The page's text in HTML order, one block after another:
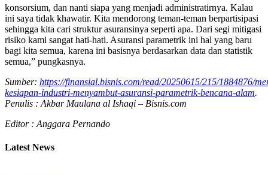
konsorsium, dan nanti siapa yang menjadi administratirnya. Kalau
ini saya tidak khawatir. Kita mendorong teman-teman berpartisipasi
sehingga kita cari struktur asuransinya seperti apa. Dari segi mitigasi
risiko kami sangat hati-hati. Asuransi parametrik ini hal yang baru
bagi kita semua, karena ini basisnya berdasarkan data dan statistik
semua,” pungkasnya.
Sumber: https://finansial.bisnis.com/read/20250615/215/1884876/
kesiapan-industri-menyambut-asuransi-parametrik-bencana-alam.
Penulis : Akbar Maulana al Ishaqi – Bisnis.com
Editor : Anggara Pernando
Latest News